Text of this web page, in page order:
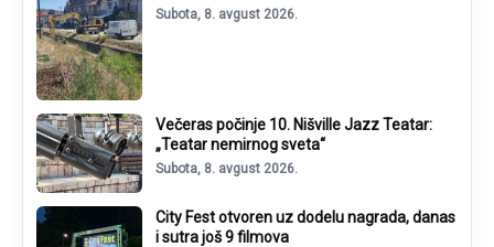
Subota, 8. avgust 2026.
Večeras počinje 10. Nišville Jazz Teatar:
„Teatar nemirnog sveta“
Subota, 8. avgust 2026.
City Fest otvoren uz dodelu nagrada, danas
i sutra još 9 filmova